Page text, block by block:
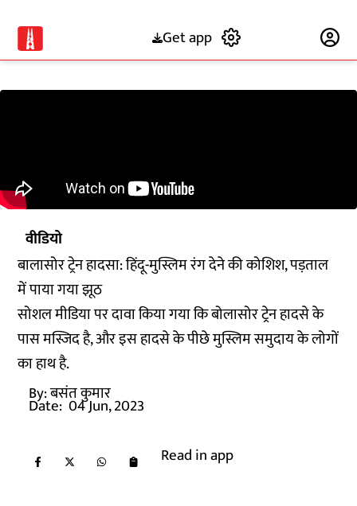
Get app
वीडियो
बालासोर ट्रेन हादसा: हिंदू-मुस्लिम रंग देने की कोशिश, पड़ताल
में पाया गया झूठ
सोशल मीडिया पर दावा किया गया कि बोलासोर ट्रेन हादसे के
पास मस्जिद है, और इस हादसे के पीछे मुस्लिम समुदाय के लोगों
का हाथ है.
By:बसंत कुमार
Date: 04 Jun, 2023
Read in app